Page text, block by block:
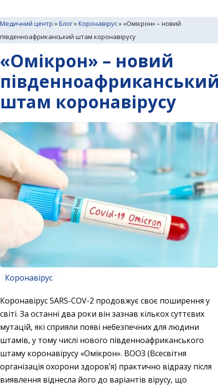
Медичний центр »Блог»Коронавірус» «Омікрон» – новий
південноафриканський штам коронавірусу
«Омікрон» – новий
штам коронавірусу
Коронавірус
Коронавірус SARS-COV-2 продовжує своє поширення у
світі. За останні два роки він зазнав кількох суттєвих
мутацій, які сприяли появі небезпечних для людини
штамів, у тому числі нового південноафриканського
штаму коронавірусу «Омікрон». ВООЗ (Всесвітня
організація охорони здоров’я) практично відразу після
виявлення віднесла його до варіантів вірусу, що